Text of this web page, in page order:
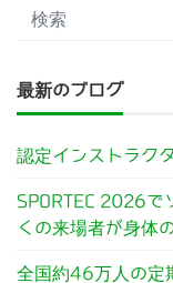
最新のブログ
認定インストラク
SPORTEC 2026
くの来場者が身体
全国約46万人の定